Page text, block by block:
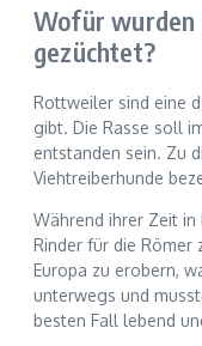
Wofür wurden
gezüchtet?
Rottweiler sind eine
gibt. Die Rasse soll
entstanden sein. Zu
Viehtreiberhunde
Während ihrer Zeit
Rinder für die Römer
Europa zu erobern,
unterwegs und
besten Fall lebend